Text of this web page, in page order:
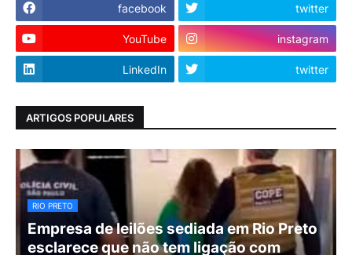
facebook twitter
YouTube instagram
LinkedIn twitter
ARTIGOS POPULARES
RIO PRETO
Empresa de leilões sediada em Rio Preto
esclarece que não tem ligação com